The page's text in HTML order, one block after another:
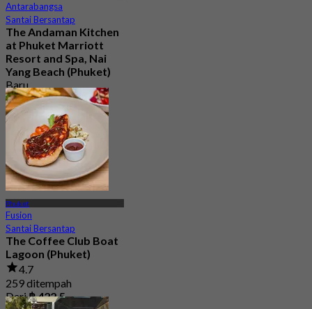
Antarabangsa
Santai Bersantap
The Andaman Kitchen
at Phuket Marriott
Resort and Spa, Nai
Yang Beach (Phuket)
Baru
4.3
Dari
฿ 890
Phuket
Fusion
Santai Bersantap
The Coffee Club Boat
Lagoon (Phuket)
4.7
259 ditempah
Dari฿ 422.5